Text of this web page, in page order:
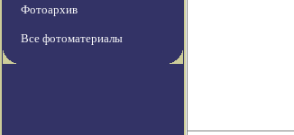
Фотоархив
Все фотоматериалы